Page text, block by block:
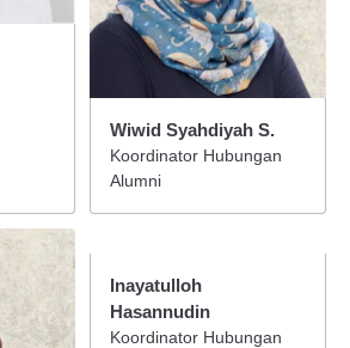
Wiwid Syahdiyah S.
Koordinator Hubungan
Alumni
Inayatulloh
Hasannudin
Koordinator Hubungan